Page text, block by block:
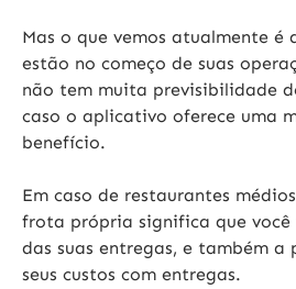
Mas o que vemos atualmente é
estão no começo de suas
não tem muita previsibilidade
caso o aplicativo oferece uma
benefício.
Em caso de restaurantes
frota própria significa que
das suas entregas, e também
seus custos com entregas.